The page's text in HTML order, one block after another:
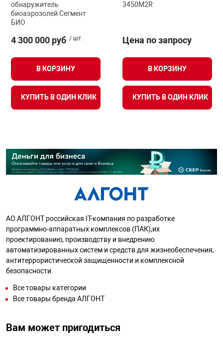
обнаружитель
биоаэрозолей Сегмент
БИО
4 300 000 руб / шт.
В КОРЗИНУ
КУПИТЬ В ОДИН КЛИК
3450M2R
Цена по запросу
В КОРЗИНУ
КУПИТЬ В ОДИН КЛИК
АО АЛГОНТ российская IT-компания по разработке
программно-аппаратных комплексов (ПАК),их
проектированию, производству и внедрению
автоматизированных систем и средств для жизнеобеспечения,
антитеррористической защищенности и комплексной
безопасности.
Все товары категории
Все товары бренда АЛГОНТ
Вам может пригодиться